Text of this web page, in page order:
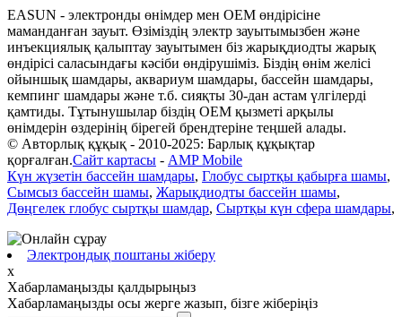
EASUN - электронды өнімдер мен OEM өндірісіне
маманданған зауыт. Өзіміздің электр зауытымызбен және
инъекциялық қалыптау зауытымен біз жарықдиодты жарық
өндірісі саласындағы кәсіби өндірушіміз. Біздің өнім желісі
ойыншық шамдары, аквариум шамдары, бассейн шамдары,
кемпинг шамдары және т.б. сияқты 30-дан астам үлгілерді
қамтиды. Тұтынушылар біздің OEM қызметі арқылы
өнімдерін өздерінің бірегей брендтеріне теңшей алады.
© Авторлық құқық - 2010-2025: Барлық құқықтар
қорғалған.Сайт картасы - AMP Mobile
Күн жүзетін бассейн шамдары, Глобус сыртқы қабырға шамы,
Сымсыз бассейн шамы, Жарықдиодты бассейн шамы,
Дөңгелек глобус сыртқы шамдар, Сыртқы күн сфера шамдары,
Электрондық поштаны жіберу
x
Хабарламаңызды қалдырыңыз
Хабарламаңызды осы жерге жазып, бізге жіберіңіз